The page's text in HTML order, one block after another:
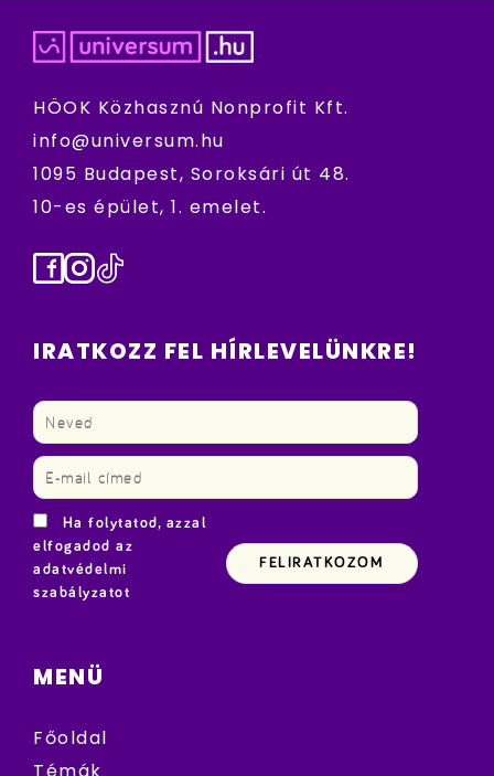
HÖOK Közhasznú Nonprofit Kft.
info@universum.hu
1095 Budapest, Soroksári út 48.
10-es épület, 1. emelet.
Facebook
Instagram
TikTok
IRATKOZZ FEL HÍRLEVELÜNKRE!
Ha folytatod, azzal
elfogadod az
adatvédelmi
szabályzatot
MENÜ
Főoldal